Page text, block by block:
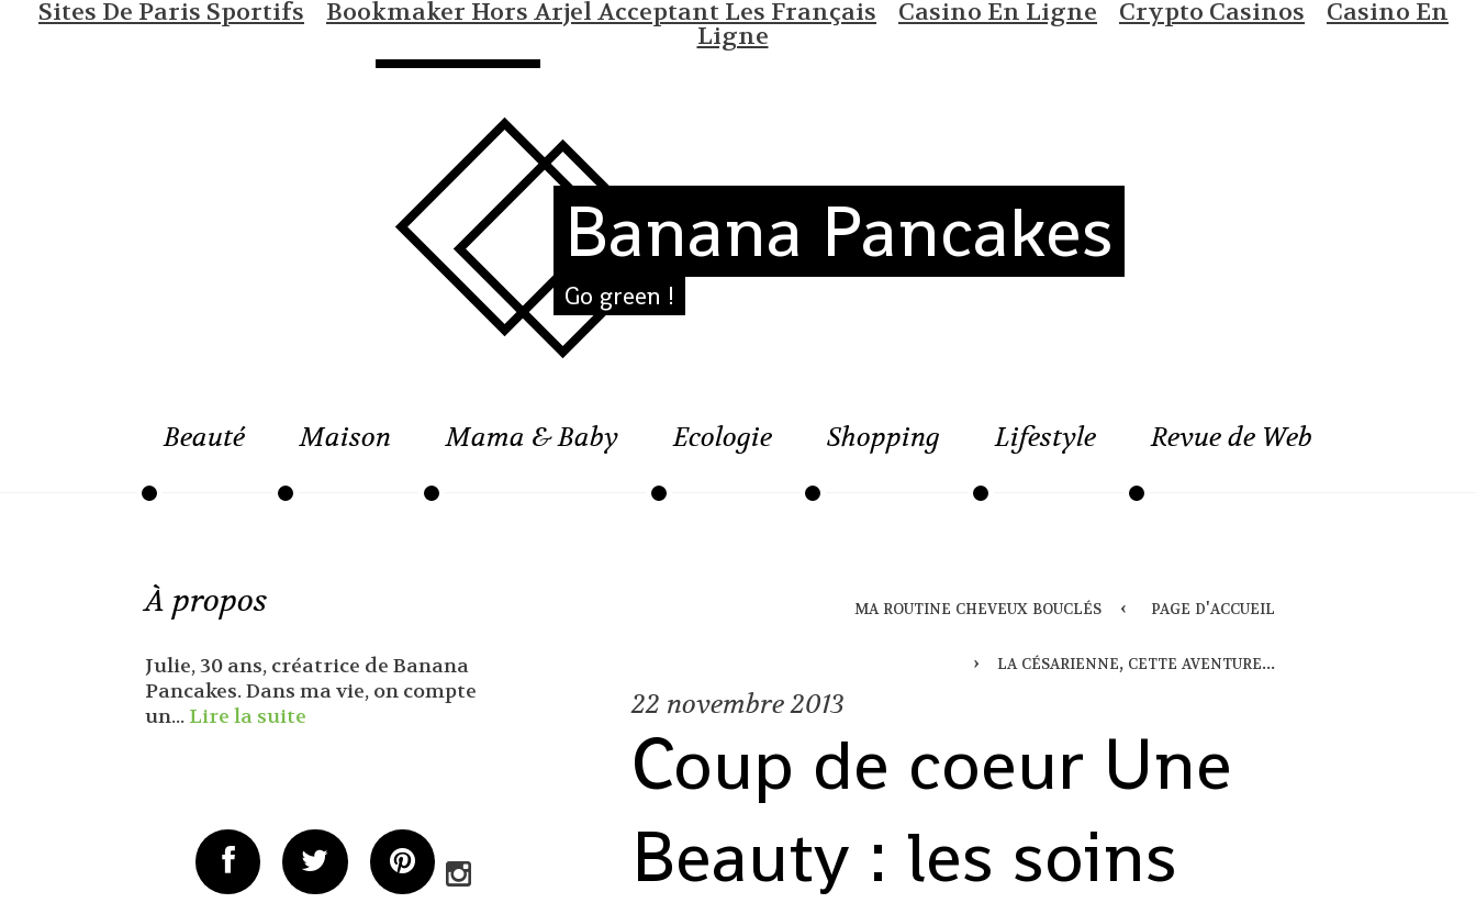
Sites De Paris Sportifs Bookmaker Hors Arjel Acceptant Les Français Casino En Ligne Crypto Casinos Casino En
Ligne
Banana Pancakes
Go green !
Beauté Maison Mama & Baby Ecologie Shopping Lifestyle Revue de Web
À propos
Julie, 30 ans, créatrice de Banana
Pancakes. Dans ma vie, on compte
un... Lire la suite
ma routine cheveux bouclés page d'accueil
la césarienne, cette aventure...
22 novembre 2013
Coup de coeur Une
Beauty : les soins